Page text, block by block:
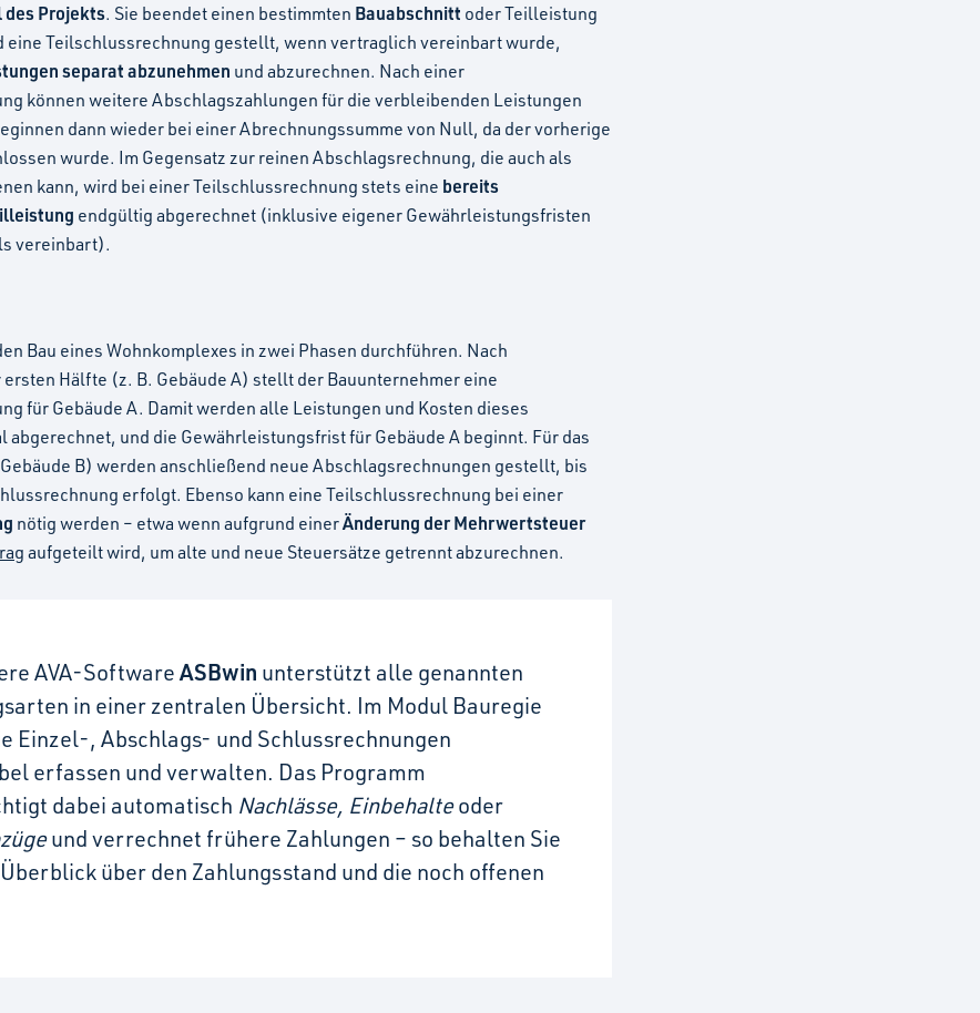
des Projekts. Sie beendet einen bestimmten Bauabschnitt oder Teilleistung
eine Teilschlussrechnung gestellt, wenn vertraglich vereinbart wurde,
separat abzunehmen und abzurechnen. Nach einer
können weitere Abschlagszahlungen für die verbleibenden Leistungen
dann wieder bei einer Abrechnungssumme von Null, da der vorherige
wurde. Im Gegensatz zur reinen Abschlagsrechnung, die auch als
kann, wird bei einer Teilschlussrechnung stets eine bereits
endgültig abgerechnet (inklusive eigener Gewährleistungsfristen
vereinbart).
Bau eines Wohnkomplexes in zwei Phasen durchführen. Nach
Hälfte (z. B. Gebäude A) stellt der Bauunternehmer eine
für Gebäude A. Damit werden alle Leistungen und Kosten dieses
abgerechnet, und die Gewährleistungsfrist für Gebäude A beginnt. Für das
B) werden anschließend neue Abschlagsrechnungen gestellt, bis
erfolgt. Ebenso kann eine Teilschlussrechnung bei einer
nötig werden – etwa wenn aufgrund einerÄnderung der Mehrwertsteuer
aufgeteilt wird, um alte und neue Steuersätze getrennt abzurechnen.
AVA-SoftwareASBwin unterstützt alle genannten
in einer zentralen Übersicht. Im Modul Bauregie
Einzel-, Abschlags- und Schlussrechnungen
erfassen und verwalten. Das Programm
dabei automatisch Nachlässe, Einbehalteoder
und verrechnet frühere Zahlungen – so behalten Sie
über den Zahlungsstand und die noch offenen